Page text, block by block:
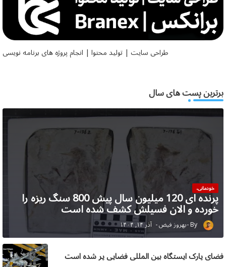
طراحی سایت | تولید محتوا | انجام پروژه های برنامه نویسی
برترین پست های سال
خودمانی، پرنده ای 120 میلیون سال پیش 800 سنگ ریزه را
خورده و الان فسیلش کشف شده است
بهروز فیض آذر ۱۴, ۱۴۰۴
فضای پارک ایستگاه بین المللی فضایی پر شده است